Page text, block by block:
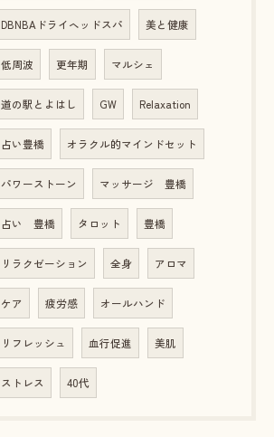
DBNBAドライヘッドスパ 美と健康
低周波 更年期 マルシェ
道の駅とよはし GW Relaxation
占い豊橋 オラクル的マインドセット
パワーストーン マッサージ 豊橋
占い 豊橋 タロット 豊橋
リラクゼーション 全身 アロマ
ケア 疲労感 オールハンド
リフレッシュ 血行促進 美肌
ストレス 40代